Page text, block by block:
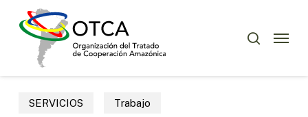
Menu
SERVICIOS Trabajo